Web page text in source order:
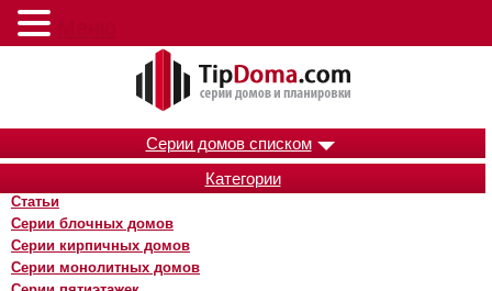
Серии домов списком
Категории
Статьи
Серии блочных домов
Серии кирпичных домов
Серии монолитных домов